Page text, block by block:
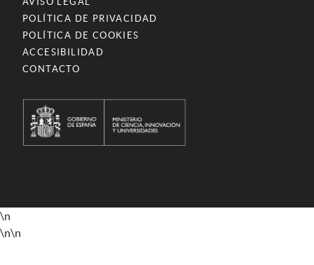
POLÍTICA DE PRIVACIDAD
POLÍTICA DE COOKIES
ACCESIBILIDAD
CONTACTO
\n
\n\n